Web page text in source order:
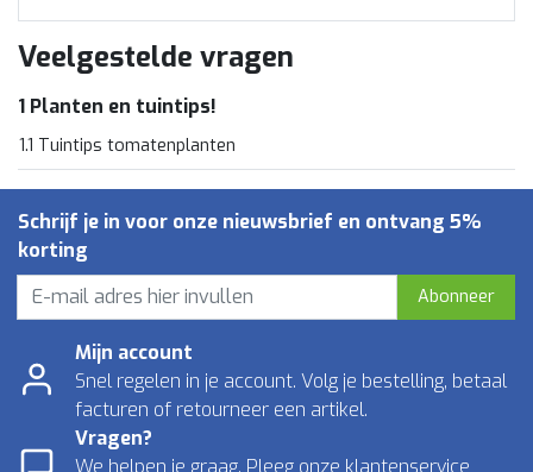
Veelgestelde vragen
1 Planten en tuintips!
1.1 Tuintips tomatenplanten
Schrijf je in voor onze nieuwsbrief en ontvang 5%
korting
Abonneer
Mijn account
Snel regelen in je account. Volg je bestelling, betaal
facturen of retourneer een artikel.
Vragen?
We helpen je graag. Pleeg onze klantenservice